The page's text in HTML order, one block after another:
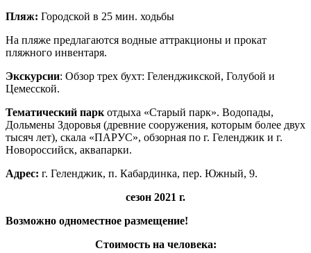
Пляж: Городской в 25 мин. ходьбы
На пляже предлагаются водные аттракционы и прокат
пляжного инвентаря.
Экскурсии: Обзор трех бухт: Геленджикской, Голубой и
Цемесской.
Тематический парк отдыха «Старый парк». Водопады,
Дольмены Здоровья (древние сооружения, которым более двух
тысяч лет), скала «ПАРУС», обзорная по г. Геленджик и г.
Новороссийск, аквапарки.
Адрес: г. Геленджик, п. Кабардинка, пер. Южный, 9.
сезон 2021 г.
Возможно одноместное размещение!
Стоимость на человека: